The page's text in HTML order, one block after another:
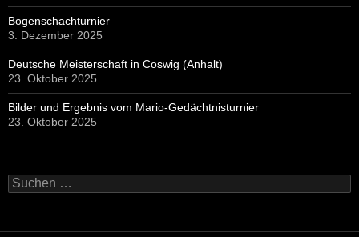
Bogenschachturnier
3. Dezember 2025
Deutsche Meisterschaft in Coswig (Anhalt)
23. Oktober 2025
Bilder und Ergebnis vom Mario-Gedächtnisturnier
23. Oktober 2025
Suchen
nach: